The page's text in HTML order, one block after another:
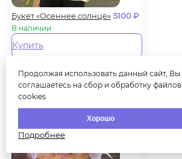
Букет «Осеннее солнце» 5100₽
В наличии
Купить
Продолжая использовать данный сайт, Вы
соглашаетесь на сбор и обработку файлов
cookies
Хорошо
Подробнее